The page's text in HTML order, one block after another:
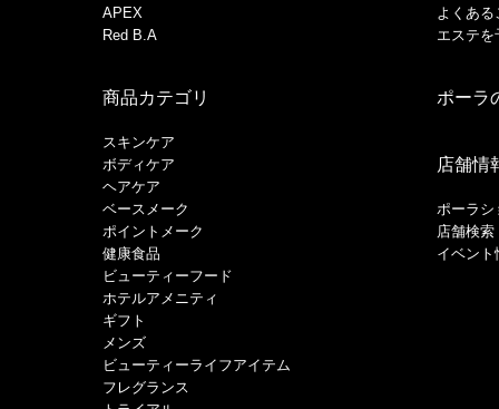
APEX
Red B.A
商品カテゴリ
スキンケア
ボディケア
ヘアケア
​ベースメーク​
ポイントメーク​
健康食品
ビューティーフード
ホテルアメニティ
ギフト
メンズ
ビューティーライフアイテム
フレグランス
よくある
エステを
ポーラ
店舗情
ポーラシ
店舗検索
イベント